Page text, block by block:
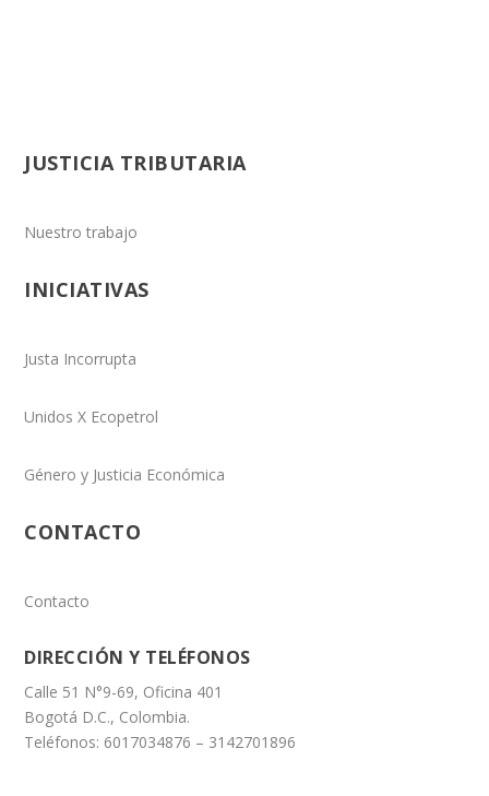
JUSTICIA TRIBUTARIA
Nuestro trabajo
INICIATIVAS
Justa Incorrupta
Unidos X Ecopetrol
Género y Justicia Económica
CONTACTO
Contacto
DIRECCIÓN Y TELÉFONOS
Calle 51 N°9-69, Oficina 401
Bogotá D.C., Colombia.
Teléfonos: 6017034876 – 3142701896